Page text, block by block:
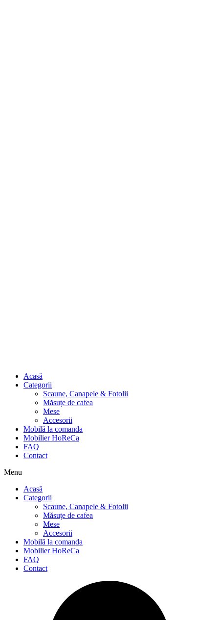
Acasă
Categorii
Scaune, Canapele & Fotolii
Măsuțe de cafea
Mese
Accesorii
Mobilă la comanda
Mobilier HoReCa
FAQ
Contact
Menu
Acasă
Categorii
Scaune, Canapele & Fotolii
Măsuțe de cafea
Mese
Accesorii
Mobilă la comanda
Mobilier HoReCa
FAQ
Contact